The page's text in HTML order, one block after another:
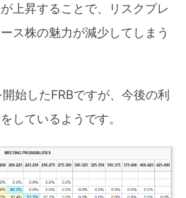
上昇することで、リスクプレ
ス株の魅力が減少してしまう
始したFRBですが、今後の利
しているようです。